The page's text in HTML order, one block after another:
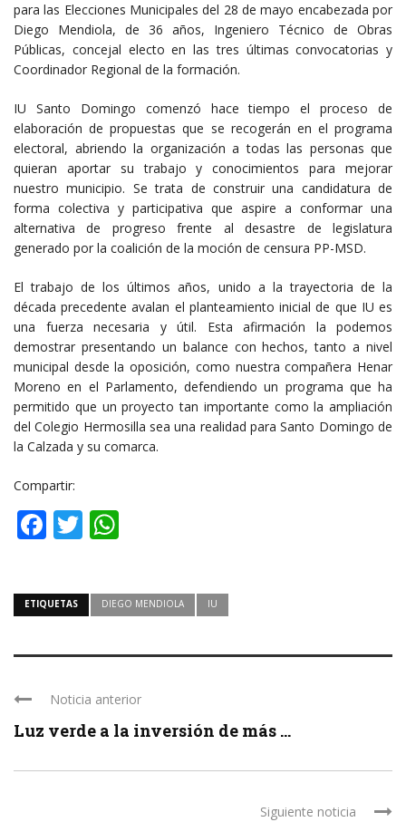
para las Elecciones Municipales del 28 de mayo encabezada por
Diego Mendiola, de 36 años, Ingeniero Técnico de Obras
Públicas, concejal electo en las tres últimas convocatorias y
Coordinador Regional de la formación.
IU Santo Domingo comenzó hace tiempo el proceso de
elaboración de propuestas que se recogerán en el programa
electoral, abriendo la organización a todas las personas que
quieran aportar su trabajo y conocimientos para mejorar
nuestro municipio. Se trata de construir una candidatura de
forma colectiva y participativa que aspire a conformar una
alternativa de progreso frente al desastre de legislatura
generado por la coalición de la moción de censura PP-MSD.
El trabajo de los últimos años, unido a la trayectoria de la
década precedente avalan el planteamiento inicial de que IU es
una fuerza necesaria y útil. Esta afirmación la podemos
demostrar presentando un balance con hechos, tanto a nivel
municipal desde la oposición, como nuestra compañera Henar
Moreno en el Parlamento, defendiendo un programa que ha
permitido que un proyecto tan importante como la ampliación
del Colegio Hermosilla sea una realidad para Santo Domingo de
la Calzada y su comarca.
Compartir:
Facebook
Twitter
ETIQUETAS DIEGO MENDIOLA IU
Noticia anterior
Luz verde a la inversión de más ...
Siguiente noticia